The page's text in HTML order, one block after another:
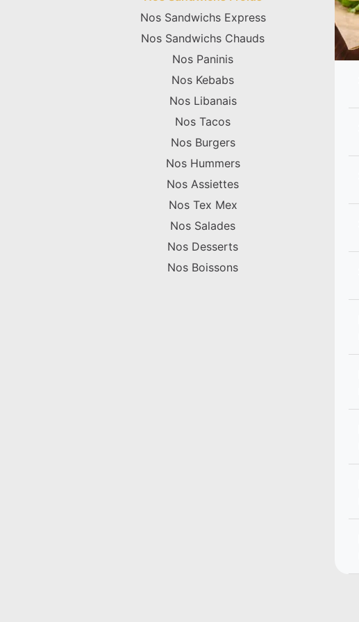
Nos Sandwichs Express
Nos Sandwichs Chauds
Nos Paninis
Nos Kebabs
Nos Libanais
Nos Tacos
Nos Burgers
Nos Hummers
Nos Assiettes
Nos Tex Mex
Nos Salades
Nos Desserts
Nos Boissons